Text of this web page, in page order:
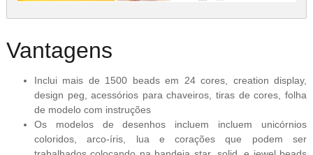
Vantagens
Inclui mais de 1500 beads em 24 cores, creation display,
design peg, acessórios para chaveiros, tiras de cores, folha
de modelo com instruções
Os modelos de desenhos incluem incluem unicórnios
coloridos, arco-íris, lua e corações que podem ser